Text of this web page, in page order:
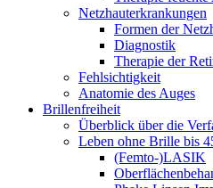
Netzhauterkrankungen
Formen der
Diagnostik
Therapie der
Fehlsichtigkeit
Anatomie des Auges
Brillenfreiheit
Überblick über die
Leben ohne Brille bis
(Femto-)LASIK